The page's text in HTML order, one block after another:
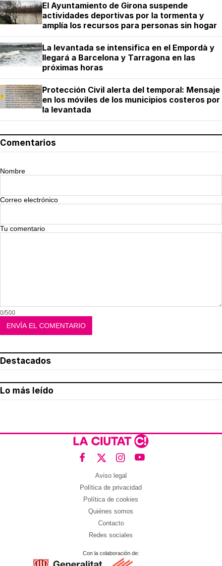
El Ayuntamiento de Girona suspende
actividades deportivas por la tormenta y
amplía los recursos para personas sin hogar
La levantada se intensifica en el Empordà y
llegará a Barcelona y Tarragona en las
próximas horas
Protección Civil alerta del temporal: Mensaje
en los móviles de los municipios costeros por
la levantada
Comentarios
Nombre
Correo electrónico
Tu comentario
0/500
Destacados
Lo más leído
Aviso legal
Política de privacidad
Política de cookies
Quiénes somos
Contacto
Redes sociales
Con la colaboración de: